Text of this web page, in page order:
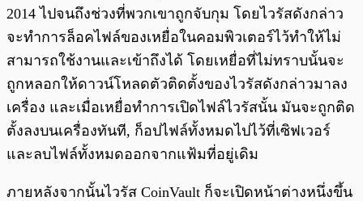
2014 ไปจนถึงช่วงที่พวกเขาถูกจับกุม โดยไวรัสดังกล่าว
จะทำการล็อคไฟล์ของเหยื่อในคอมพิวเตอร์ไว้ทำให้ไม่
สามารถใช้งานและเข้าถึงได้ โดยเหยื่อที่ไม่ทราบนั้นจะ
ถูกหลอกให้ดาวน์โหลดตัวติดตั้งของไวรัสดังกล่าวมาลง
เครื่อง และเมื่อเหยื่อทำการเปิดไฟล์ไวรัสนั้น มันจะถูกติด
ตั้งลงบนเครื่องทันที, ก็อปไฟล์ทั้งหมดไปไว้ที่เซิฟเวอร์
และลบไฟล์ทั้งหมดออกจากแฟ้มที่อยู่เดิม
ภายหลังจากนั้นไวรัส CoinVault ก็จะเปิดหน้าต่างหนึ่งขึ้น